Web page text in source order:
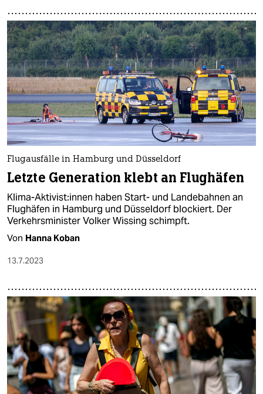
Flugausfälle in Hamburg und Düsseldorf
Letzte Generation klebt an Flughäfen
Klima-Ak­ti­vis­t:in­nen haben Start- und Landebahnen an
Flughäfen in Hamburg und Düsseldorf blockiert. Der
Verkehrsminister Volker Wissing schimpft.
Von Hanna Koban
13.7.2023